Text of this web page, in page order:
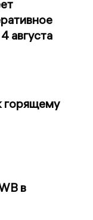
августа
горящему
в